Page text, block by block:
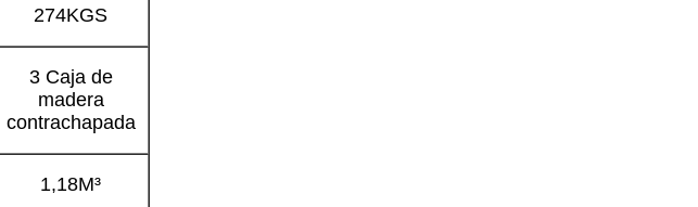
274KGS
3 Caja de
madera
contrachapada
1,18M³